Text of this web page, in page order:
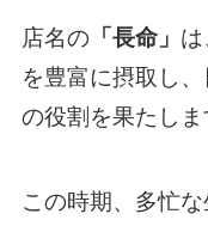
店名の「長命」
を豊富に摂取し
の役割を果たしま
この時期、多忙